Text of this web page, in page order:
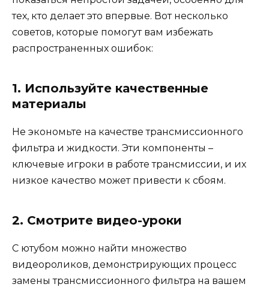
тех, кто делает это впервые. Вот несколько
советов, которые помогут вам избежать
распространенных ошибок:
1. Используйте качественные
материалы
Не экономьте на качестве трансмиссионного
фильтра и жидкости. Эти компоненты –
ключевые игроки в работе трансмиссии, и их
низкое качество может привести к сбоям.
2. Смотрите видео-уроки
С ютубом можно найти множество
видеороликов, демонстрирующих процесс
замены трансмиссионного фильтра на вашем